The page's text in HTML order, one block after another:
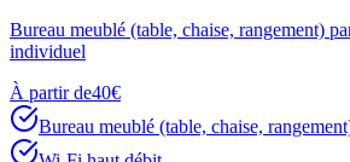
Bureau meublé (table, chaise, rangement)
individuel
À partir de40€
Bureau meublé (table, chaise,